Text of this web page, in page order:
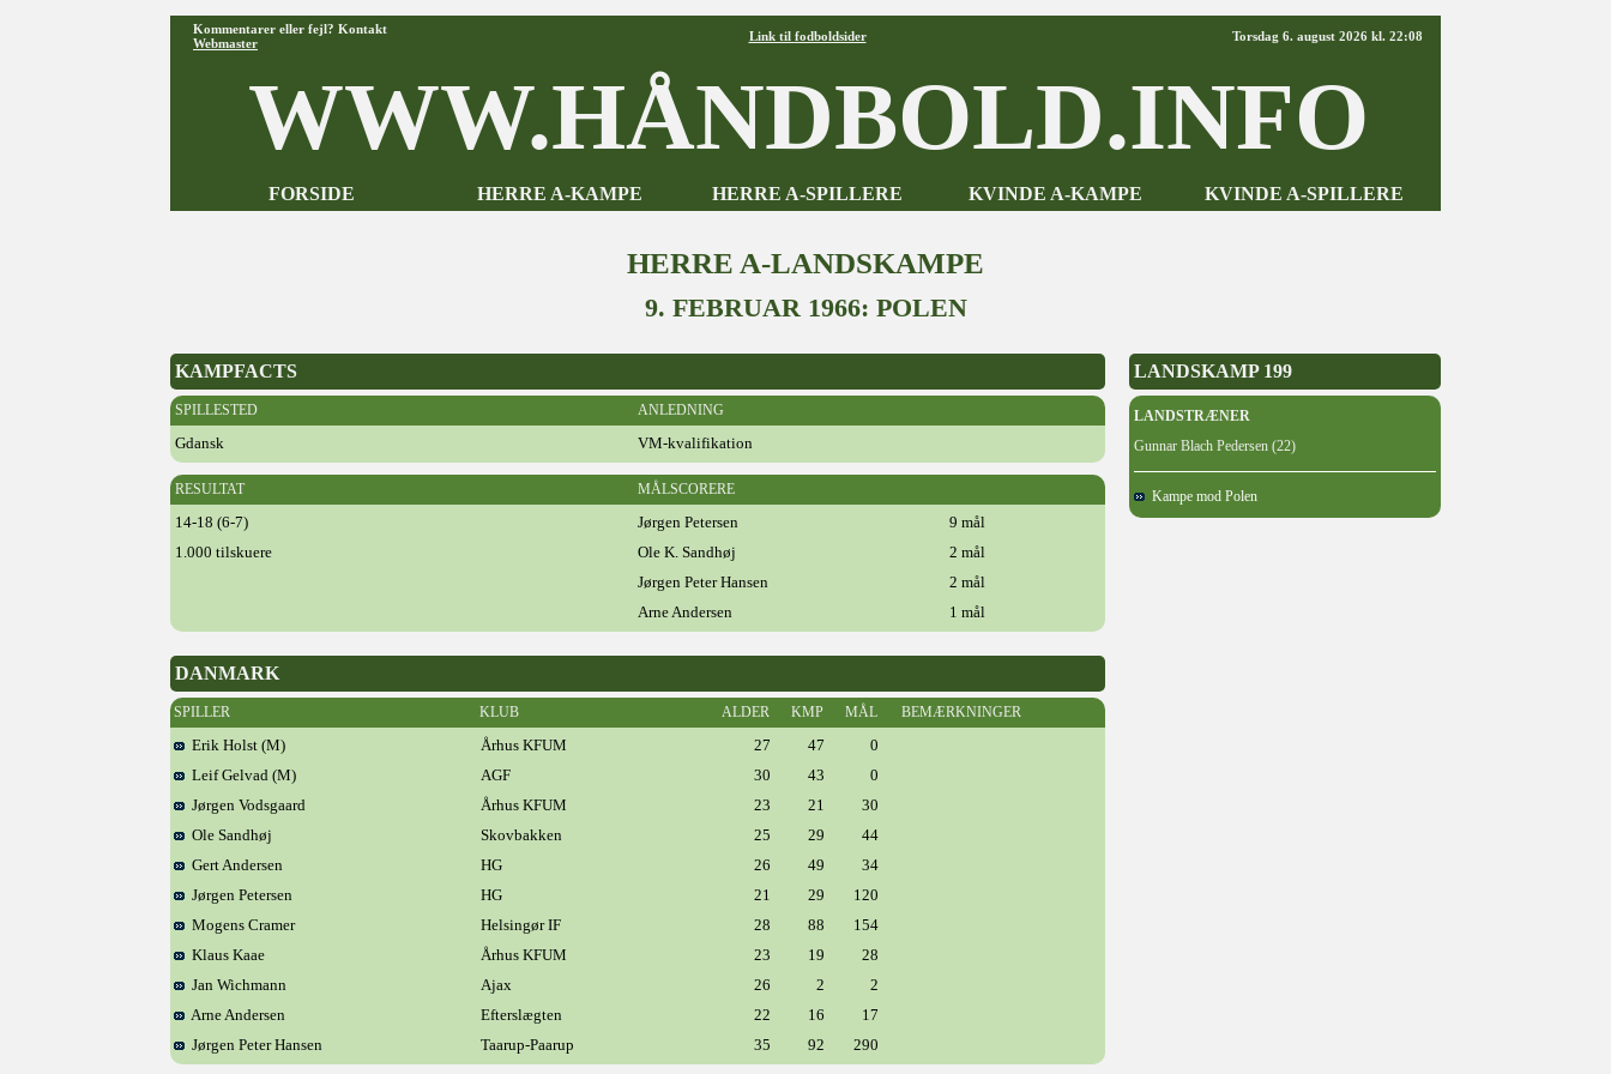
Kommentarer eller fejl? Kontakt
Webmaster
Link til fodboldsider Torsdag 6. august 2026 kl. 22:08
WWW.HÅNDBOLD.INFO
FORSIDE HERRE A-KAMPE HERRE A-SPILLERE KVINDE A-KAMPE KVINDE A-SPILLERE
HERRE A-LANDSKAMPE
9. FEBRUAR 1966: POLEN
KAMPFACTS
SPILLESTED ANLEDNING
Gdansk VM-kvalifikation
RESULTAT MÅLSCORERE
14-18 (6-7) Jørgen Petersen
9 mål
1.000 tilskuere
Ole K. Sandhøj
2 mål
Jørgen Peter Hansen
2 mål
Arne Andersen
1 mål
DANMARK
SPILLER KLUB ALDER KMP MÅL BEMÆRKNINGER
Erik Holst (M) Århus KFUM 27 47
0
Leif Gelvad (M)
AGF 30 43
0
Jørgen Vodsgaard
Århus KFUM 23 21
30
Ole Sandhøj
Skovbakken 25 29
44
Gert Andersen
HG 26 49
34
Jørgen Petersen
HG 21 29
120
Mogens Cramer
Helsingør IF 28 88
154
Klaus Kaae
Århus KFUM 23 19
28
Jan Wichmann
Ajax 26 2
2
Arne Andersen
Efterslægten 22 16
17
Jørgen Peter Hansen
Taarup-Paarup 35 92 290
LANDSKAMP 199
LANDSTRÆNER
Gunnar Blach Pedersen (22)
Kampe mod Polen